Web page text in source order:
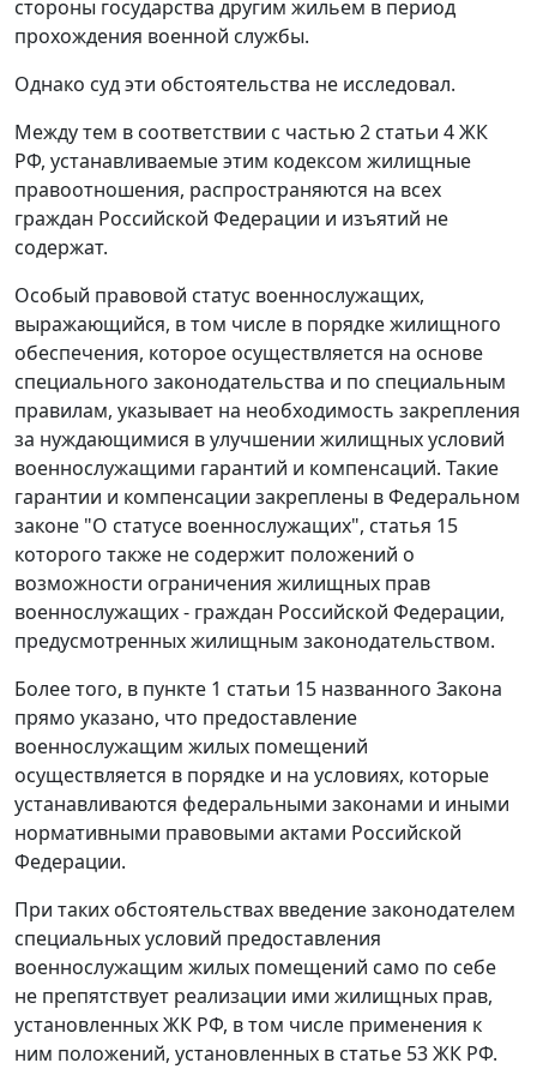
стороны государства другим жильем в период
прохождения военной службы.
Однако суд эти обстоятельства не исследовал.
Между тем в соответствии с частью 2 статьи 4ЖК
РФ, устанавливаемые этим кодексом жилищные
правоотношения, распространяются на всех
граждан Российской Федерации и изъятий не
содержат.
Особый правовой статус военнослужащих,
выражающийся, в том числе в порядке жилищного
обеспечения, которое осуществляется на основе
специального законодательства и по специальным
правилам, указывает на необходимость закрепления
за нуждающимися в улучшении жилищных условий
военнослужащими гарантий и компенсаций. Такие
гарантии и компенсации закреплены в Федеральном
законе "О статусе военнослужащих", статья 15
которого также не содержит положений о
возможности ограничения жилищных прав
военнослужащих - граждан Российской Федерации,
предусмотренных жилищным законодательством.
Более того, в пункте 1 статьи 15 названного Закона
прямо указано, что предоставление
военнослужащим жилых помещений
осуществляется в порядке и на условиях, которые
устанавливаются федеральными законами и иными
нормативными правовыми актами Российской
Федерации.
При таких обстоятельствах введение законодателем
специальных условий предоставления
военнослужащим жилых помещений само по себе
не препятствует реализации ими жилищных прав,
установленных ЖК РФ, в том числе применения к
ним положений, установленных в статье 53ЖК РФ.